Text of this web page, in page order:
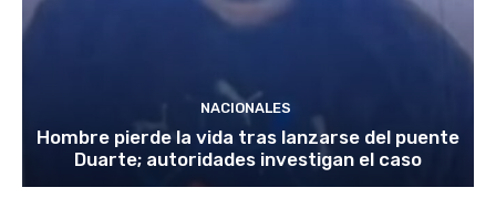
NACIONALES
Hombre pierde la vida tras lanzarse del puente
Duarte; autoridades investigan el caso